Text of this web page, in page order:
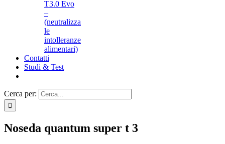
T3.0 Evo
–
(neutralizza
le
intolleranze
alimentari)
Contatti
Studi & Test
Cerca per:
Noseda quantum super t 3